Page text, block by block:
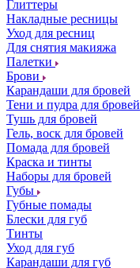
Глиттеры
Накладные ресницы
Уход для ресниц
Для снятия макияжа
Палетки
Брови
Карандаши для бровей
Тени и пудра для бровей
Тушь для бровей
Гель, воск для бровей
Помада для бровей
Краска и тинты
Наборы для бровей
Губы
Губные помады
Блески для губ
Тинты
Уход для губ
Карандаши для губ